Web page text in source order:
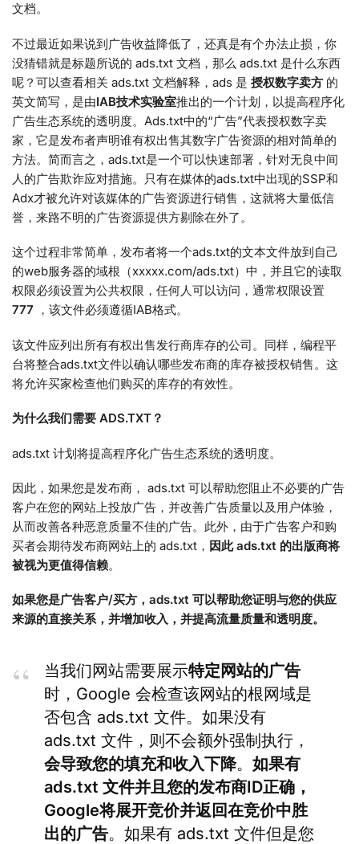
文档。
不过最近如果说到广告收益降低了，还真是有个办法止损，你
没猜错就是标题所说的 ads.txt 文档，那么 ads.txt 是什么东西
呢？可以查看相关 ads.txt 文档解释，ads 是 授权数字卖方 的
英文简写，是由IAB技术实验室推出的一个计划，以提高程序化
广告生态系统的透明度。Ads.txt中的“广告”代表授权数字卖
家，它是发布者声明谁有权出售其数字广告资源的相对简单的
方法。简而言之，ads.txt是一个可以快速部署，针对无良中间
人的广告欺诈应对措施。只有在媒体的ads.txt中出现的SSP和
Adx才被允许对该媒体的广告资源进行销售，这就将大量低信
誉，来路不明的广告资源提供方剔除在外了。
这个过程非常简单，发布者将一个ads.txt的文本文件放到自己
的web服务器的域根（xxxxx.com/ads.txt）中，并且它的读取
权限必须设置为公共权限，任何人可以访问，通常权限设置
777 ，该文件必须遵循IAB格式。
该文件应列出所有有权出售发行商库存的公司。同样，编程平
台将整合ads.txt文件以确认哪些发布商的库存被授权销售。这
将允许买家检查他们购买的库存的有效性。
为什么我们需要 ADS.TXT？
ads.txt 计划将提高程序化广告生态系统的透明度。
因此，如果您是发布商， ads.txt 可以帮助您阻止不必要的广告
客户在您的网站上投放广告，并改善广告质量以及用户体验，
从而改善各种恶意质量不佳的广告。此外，由于广告客户和购
买者会期待发布商网站上的 ads.txt， 因此 ads.txt 的出版商将
被视为更值得信赖。
如果您是广告客户/买方，ads.txt 可以帮助您证明与您的供应
来源的直接关系，并增加收入，并提高流量质量和透明度。
当我们网站需要展示特定网站的广告
时，Google 会检查该网站的根网域是
否包含 ads.txt 文件。如果没有
ads.txt 文件，则不会额外强制执行，
会导致您的填充和收入下降。 如果有
ads.txt 文件并且您的发布商ID正确，
Google将展开竞价并返回在竞价中胜
出的广告。如果有 ads.txt 文件但是您